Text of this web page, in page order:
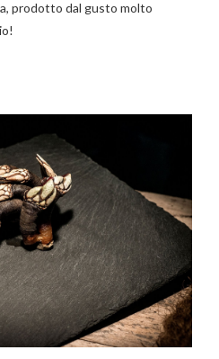
prodotto dal gusto molto